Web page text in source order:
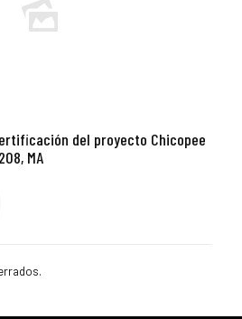
del proyecto Chicopee
MA